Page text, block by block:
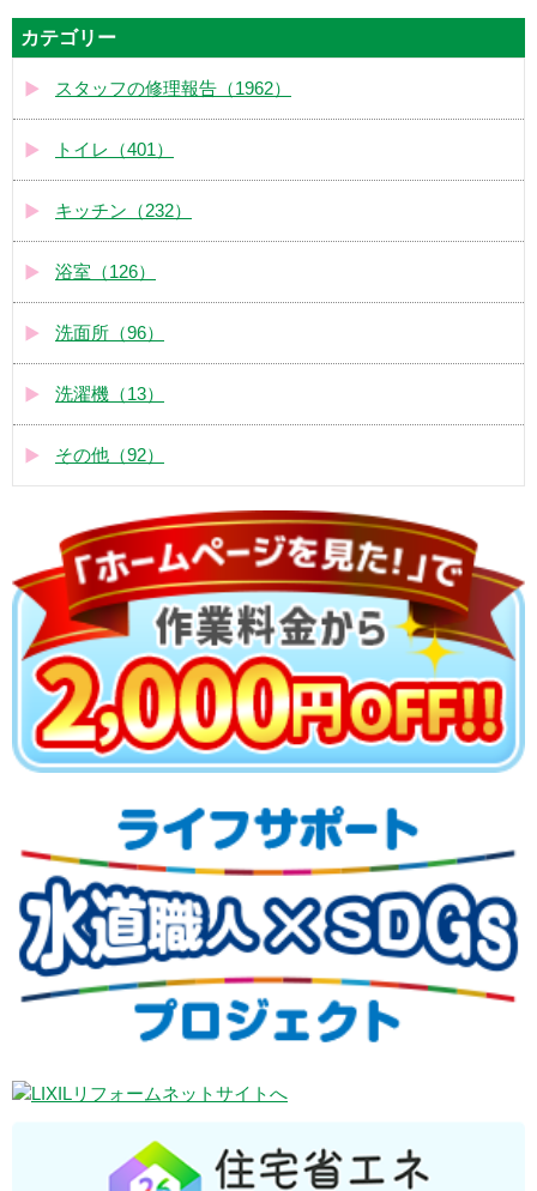
カテゴリー
スタッフの修理報告（1962）
トイレ（401）
キッチン（232）
浴室（126）
洗面所（96）
洗濯機（13）
その他（92）